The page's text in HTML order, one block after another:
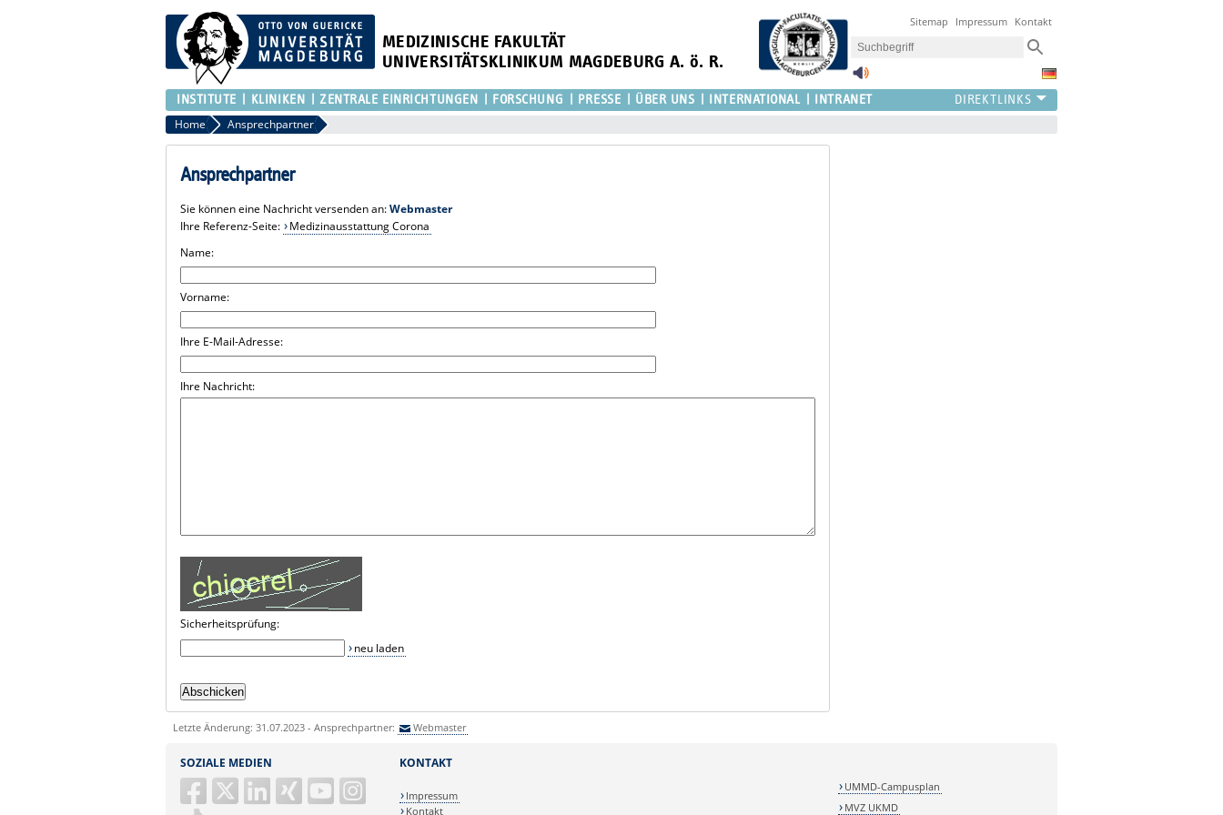
MEDIZINISCHE FAKULTÄT
UNIVERSITÄTSKLINIKUM MAGDEBURG A. ö. R.
Sitemap Impressum Kontakt
INSTITUTE KLINIKEN ZENTRALE EINRICHTUNGEN FORSCHUNG PRESSE ÜBER UNS INTERNATIONAL INTRANET
Home Ansprechpartner
Ansprechpartner
Sie können eine Nachricht versenden an:Webmaster
Ihre Referenz-Seite:
Medizinausstattung Corona
Name:
Vorname:
Ihre E-Mail-Adresse:
Ihre Nachricht:
Sicherheitsprüfung:
neu laden
Letzte Änderung: 31.07.2023 - Ansprechpartner: Webmaster
SOZIALE MEDIEN KONTAKT
Impressum
Kontakt
UMMD-Campusplan
MVZ UKMD